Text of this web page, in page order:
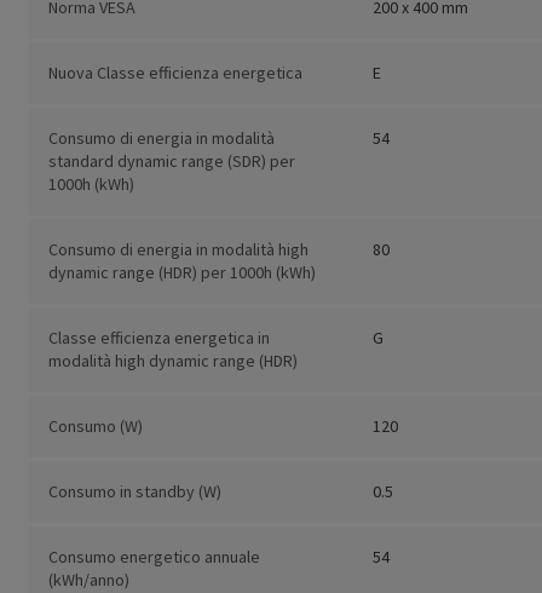
Norma VESA 200 x 400 mm
Nuova Classe efficienza energetica E
Consumo di energia in modalità
standard dynamic range (SDR) per
1000h (kWh)
54
Consumo di energia in modalità high
dynamic range (HDR) per 1000h (kWh)
80
Classe efficienza energetica in
modalità high dynamic range (HDR)
G
Consumo (W) 120
Consumo in standby (W) 0.5
Consumo energetico annuale
(kWh/anno)
54